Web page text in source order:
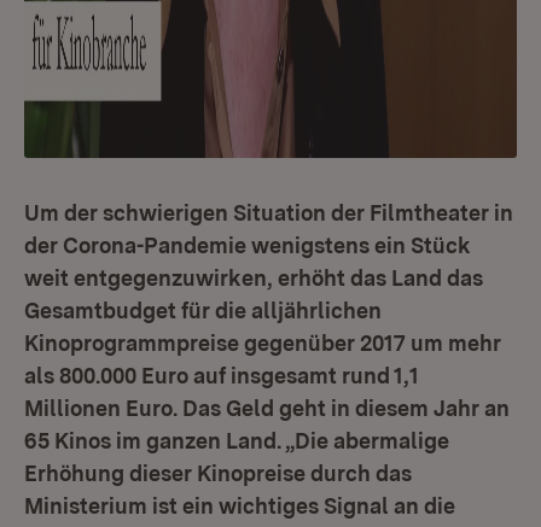
Um der schwierigen Situation der Filmtheater in
der Corona-Pandemie wenigstens ein Stück
weit entgegenzuwirken, erhöht das Land das
Gesamtbudget für die alljährlichen
Kinoprogrammpreise gegenüber 2017 um mehr
als 800.000 Euro auf insgesamt rund 1,1
Millionen Euro. Das Geld geht in diesem Jahr an
65 Kinos im ganzen Land. „Die abermalige
Erhöhung dieser Kinopreise durch das
Ministerium ist ein wichtiges Signal an die